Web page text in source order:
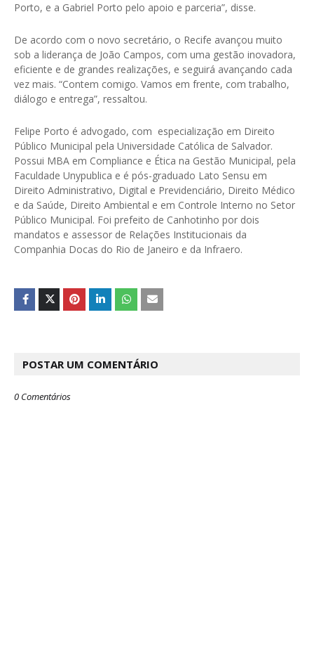
Porto, e a Gabriel Porto pelo apoio e parceria”, disse.
De acordo com o novo secretário, o Recife avançou muito
sob a liderança de João Campos, com uma gestão inovadora,
eficiente e de grandes realizações, e seguirá avançando cada
vez mais. “Contem comigo. Vamos em frente, com trabalho,
diálogo e entrega”, ressaltou.
Felipe Porto é advogado, com especialização em Direito
Público Municipal pela Universidade Católica de Salvador.
Possui MBA em Compliance e Ética na Gestão Municipal, pela
Faculdade Unypublica e é pós-graduado Lato Sensu em
Direito Administrativo, Digital e Previdenciário, Direito Médico
e da Saúde, Direito Ambiental e em Controle Interno no Setor
Público Municipal. Foi prefeito de Canhotinho por dois
mandatos e assessor de Relações Institucionais da
Companhia Docas do Rio de Janeiro e da Infraero.
POSTAR UM COMENTÁRIO
0 Comentários